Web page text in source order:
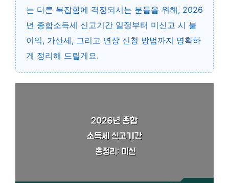
는 다른 복잡함에 걱정되시는 분들을 위해, 2026
년 종합소득세 신고기간 일정부터 미신고 시 불
이익, 가산세, 그리고 연장 신청 방법까지 명확하
게 정리해 드릴게요.